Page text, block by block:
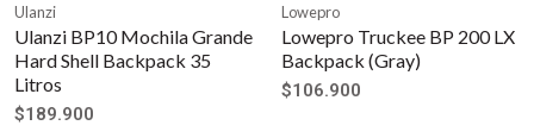
Ulanzi
Ulanzi BP10 Mochila Grande
Hard Shell Backpack 35
Litros
$189.900
Lowepro
Lowepro Truckee BP 200 LX
Backpack (Gray)
$106.900